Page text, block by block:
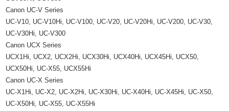
Canon UC-V Series
UC-V10, UC-V10Hi, UC-V100, UC-V20, UC-V20Hi, UC-V200, UC-V30,
UC-V30Hi, UC-V300
Canon UCX Series
UCX1Hi, UCX2, UCX2Hi, UCX30Hi, UCX40Hi, UCX45Hi, UCX50,
UCX50Hi, UC-X55, UCX55Hi
Canon UC-X Series
UC-X1Hi, UC-X2, UC-X2Hi, UC-X30Hi, UC-X40Hi, UC-X45Hi, UC-X50,
UC-X50Hi, UC-X55, UC-X55Hi